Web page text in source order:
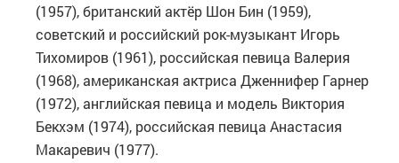
(1957), британский актёр Шон Бин (1959),
советский и российский рок-музыкант Игорь
Тихомиров (1961), российская певица Валерия
(1968), американская актриса Дженнифер Гарнер
(1972), английская певица и модель Виктория
Бекхэм (1974), российская певица Анастасия
Макаревич (1977).